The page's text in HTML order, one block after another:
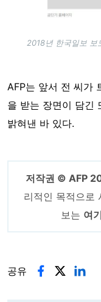
2018년 한국일보 보
AFP는 앞서 전 씨가
을 받는 장면이 담긴
밝혀낸 바 있다.
저작권 © AFP
리적인 목적으로
보는 여
공유